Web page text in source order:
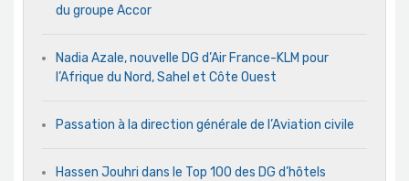
du groupe Accor
Nadia Azale, nouvelle DG d’Air France-KLM pour
l’Afrique du Nord, Sahel et Côte Ouest
Passation à la direction générale de l’Aviation civile
Hassen Jouhri dans le Top 100 des DG d’hôtels